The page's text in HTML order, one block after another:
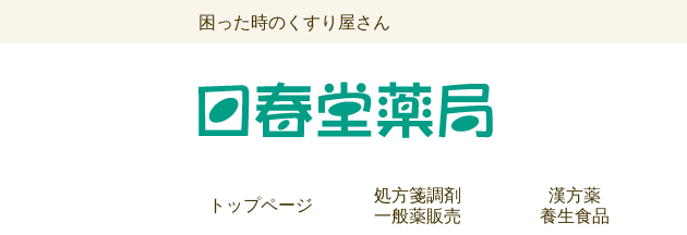
困った時のくすり屋さん
トップページ
処方箋調剤
一般薬販売
漢方薬
養生食品